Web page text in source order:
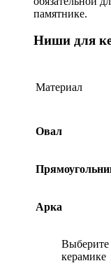
памятнике.
Ниши для
Материал
Овал
Арка
Выберите
керамике